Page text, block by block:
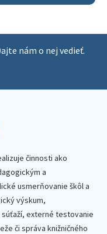
nám o nej vedieť.
činnosti ako
a
usmerňovanie škôl a
výskum,
externé testovanie
či správa knižničného